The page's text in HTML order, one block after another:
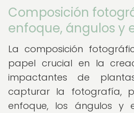
Composición
enfoque, ángulos y
La composición
papel crucial en la
impactantes de
capturar la fotografía,
enfoque, los ángulos y